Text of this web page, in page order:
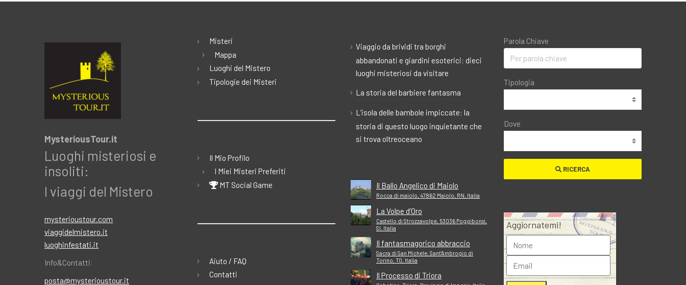
MysteriousTour.it
Luoghi misteriosi e
insoliti:
I viaggi del Mistero
mysterioustour.com
viaggidelmistero.it
luoghinfestati.it
Info&Contatti:
posta@mysterioustour.it
Misteri
Mappa
Luoghi del Mistero
Tipologie dei Misteri
Il Mio Profilo
I Miei Misteri Preferiti
MT Social Game
Aiuto / FAQ
Contatti
Viaggio da brividi tra borghi
abbandonati e giardini esoterici: dieci
luoghi misteriosi da visitare
La storia del barbiere fantasma
L’isola delle bambole impiccate: la
storia di questo luogo inquietante che
si trova oltreoceano
Il Ballo Angelico di Maiolo
Rocca di maiolo, 47862 Maiolo, RN, Italia
La Volpe d’Oro
Castello di Strozzavolpe, 53036 Poggibonsi,
SI, Italia
Il fantasmagorico abbraccio
Sacra di San Michele, Sant'Ambrogio di
Torino, TO, Italia
Il Processo di Triora
Parola Chiave
Tipologia
Dove
RICERCA
Aggiornatemi!